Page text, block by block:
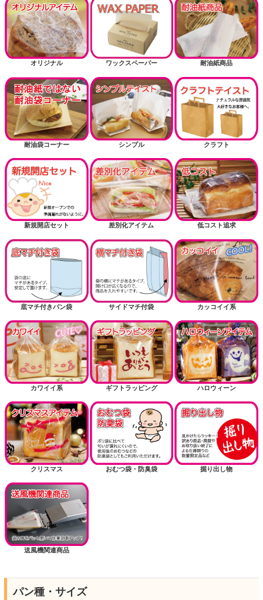
オリジナル ワックスペーパー 耐油紙商品
耐油袋コーナー シンプル クラフト
新規開店セット 差別化アイテム 低コスト追求
底マチ付きパン袋 サイドマチ付袋 カッコイイ系
カワイイ系 ギフトラッピング ハロウィーン
クリスマス おむつ袋・防臭袋 掘り出し物
送風機関連商品
パン種・サイズ